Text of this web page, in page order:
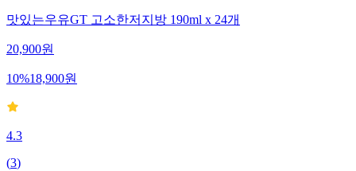
맛있는우유GT 고소한저지방 190ml x 24개
20,900원
10%18,900원
4.3
(3)